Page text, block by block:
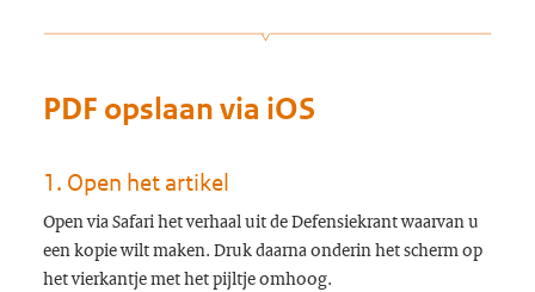
PDF opslaan via iOS
1. Open het artikel
Open via Safari het verhaal uit de Defensiekrant waarvan u
een kopie wilt maken. Druk daarna onderin het scherm op
het vierkantje met het pijltje omhoog.